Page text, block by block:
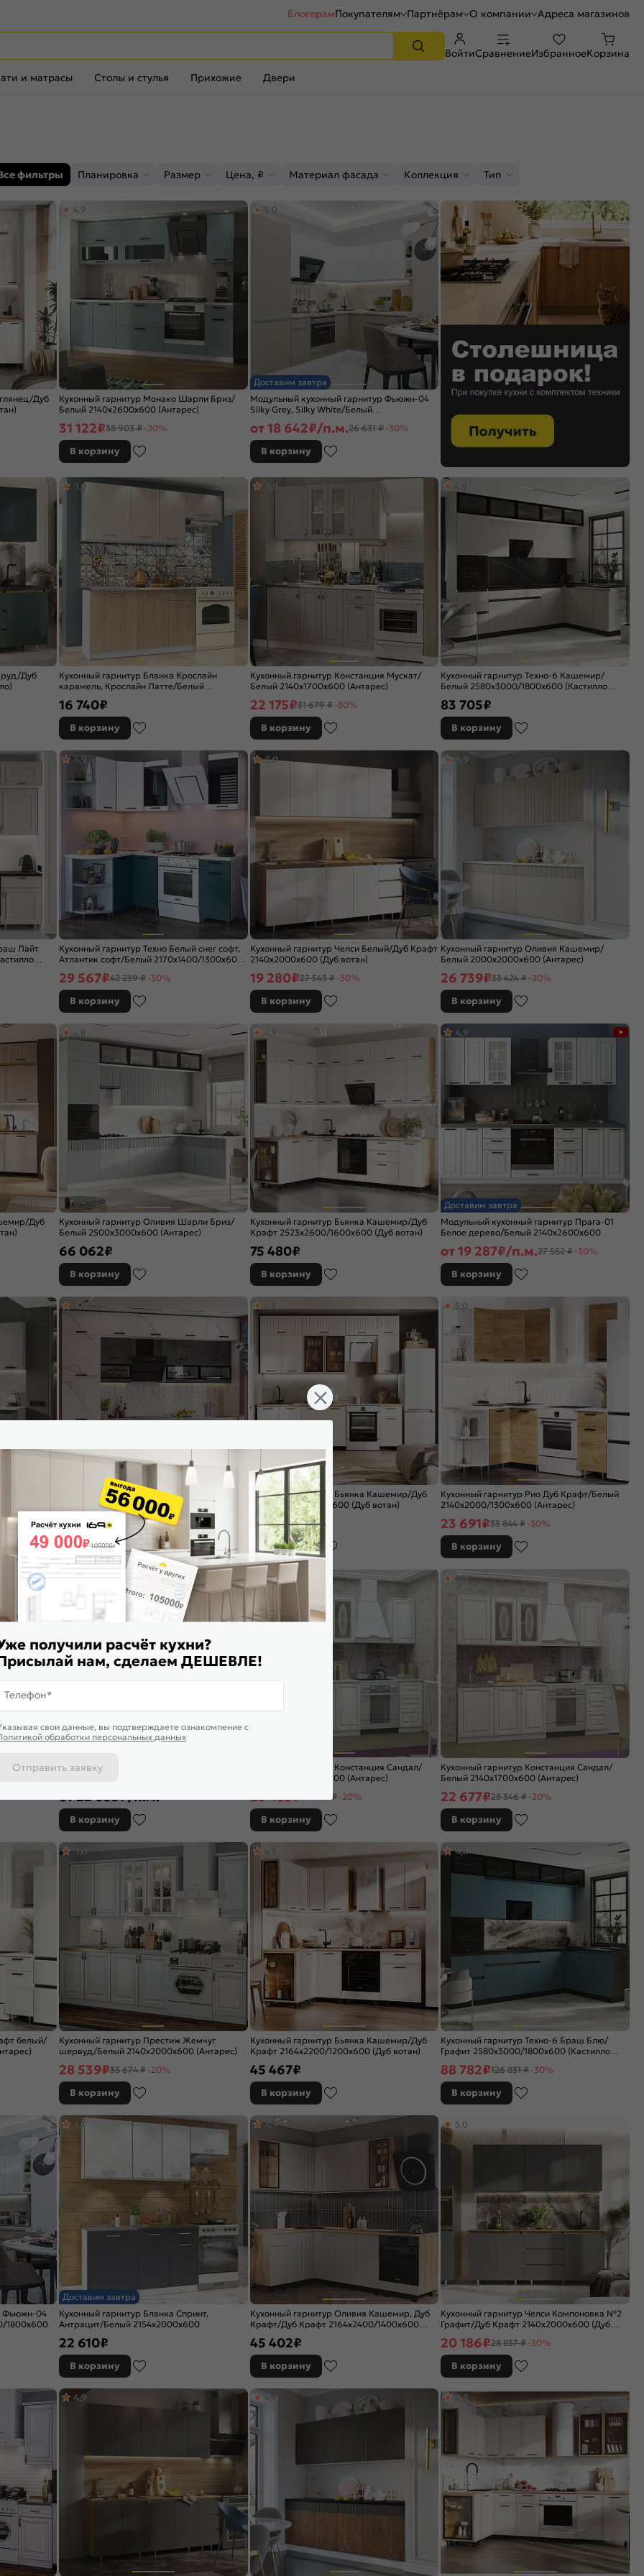
БлогерамПокупателям Партнёрам О компании Адреса магазинов
ВойтиСравнениеИзбранноеКорзина
и матрасы Столы и стулья Прихожие Двери
фильтры Планировка Размер Цена, ₽ Материал фасада Коллекция Тип
Дуб
Кухонный гарнитур Монако Шарли Бриз/
Белый 2140x2600x600 (Антарес)
4,9
31 122₽38 903 ₽ -20%
В корзину
Доставим завтра
Модульный кухонный гарнитур Фьюжн-04
Silky Grey, Silky White/Белый
5,0
от18 642₽/п.м.26 631 ₽ -30%
В корзину
Дуб
Кухонный гарнитур Бланка Крослайн
карамель, Крослайн Латте/Белый
5,0
16 740₽
В корзину
Кухонный гарнитур Констанция Мускат/
Белый 2140x1700x600 (Антарес)
4,9
22 175₽31 679 ₽ -30%
В корзину
Кухонный гарнитур Техно-6 Кашемир/
Белый 2580x3000/1800x600 (Кастилло
4,9
83 705₽
В корзину
Лайт
Кухонный гарнитур Техно Белый снег софт,
Атлантик софт/Белый 2170x1400/1300x600
4,9
29 567₽42 239 ₽ -30%
В корзину
Кухонный гарнитур Челси Белый/Дуб Крафт
2140x2000x600 (Дуб вотан)
5,0
19 280₽27 543 ₽ -30%
В корзину
Кухонный гарнитур Оливия Кашемир/
Белый 2000x2000x600 (Антарес)
4,9
26 739₽33 424 ₽ -20%
В корзину
Дуб
Кухонный гарнитур Оливия Шарли Бриз/
Белый 2500x3000x600 (Антарес)
4,8
66 062₽
В корзину
Кухонный гарнитур Бьянка Кашемир/Дуб
Крафт 2523x2600/1600x600 (Дуб вотан)
4,9
75 480₽
В корзину
Доставим завтра
Модульный кухонный гарнитур Прага-01
Белое дерево/Белый 2140x2600x600
4,9
от19 287₽/п.м.27 552 ₽ -30%
В корзину
Кухонный гарнитур Техно Мрамор белый
софт, Бетон графит/Белый 2500x3000x600
5,0
53 808₽
В корзину
Кухонный гарнитур Бьянка Кашемир/Дуб
Крафт 2500x2600x600 (Дуб вотан)
4,8
42 348₽
В корзину
Кухонный гарнитур Рио Дуб Крафт/Белый
2140x2000/1300x600 (Антарес)
5,0
23 691₽33 844 ₽ -30%
В корзину
Прага-07
1490x600
Модульный кухонный гарнитур Ницца-02
от22 655₽/п.м.
В корзину
Кухонный гарнитур Констанция Сандал/
Белый 2140x1800x600 (Антарес)
4,9
23 483₽ 29 354 ₽ -20%
В корзину
Кухонный гарнитур Констанция Сандал/
Белый 2140x1700x600 (Антарес)
4,8
22 677₽28 346 ₽ -20%
В корзину
белый/
Кухонный гарнитур Престиж Жемчуг
шервуд/Белый 2140x2000x600 (Антарес)
5,0
28 539₽35 674 ₽ -20%
В корзину
Кухонный гарнитур Бьянка Кашемир/Дуб
Крафт 2164x2200/1200x600 (Дуб вотан)
4,8
45 467₽
В корзину
Кухонный гарнитур Техно-6 Браш Блю/
Графит 2580x3000/1800x600 (Кастилло
4,8
88 782₽126 831 ₽ -30%
В корзину
Фьюжн-04
1800x600
Доставим завтра
Кухонный гарнитур Бланка Спринт,
Антрацит/Белый 2154x2000x600
4,7
22 610₽
В корзину
Кухонный гарнитур Оливия Кашемир, Дуб
Крафт/Дуб Крафт 2164x2400/1400x600
4,9
45 402₽
В корзину
Кухонный гарнитур Челси Компоновка №2
Графит/Дуб Крафт 2140x2000x600 (Дуб
5,0
20 186₽28 837 ₽ -30%
В корзину
4,9 4,9 4,8
получили расчёт кухни?
нам, сделаем ДЕШЕВЛЕ!
Телефон*
свои данные, вы подтверждаете ознакомление c
обработки персональных данных
Отправить заявку